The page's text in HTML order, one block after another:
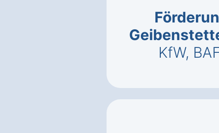
KfW,